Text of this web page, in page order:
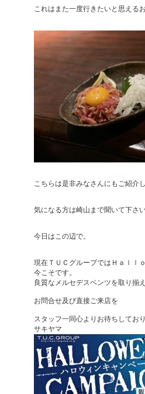
これはまた一度行きたいと思える
こちらは是非みなさんにもご紹介
気になる方は崎山まで聞いて下さい
今日はこの辺で。
現在ＴＵＣグループではＨａｌｌ
今こそです。
良質なメルセデスベンツを取り揃
お問合せ及び直接ご来店を
スタッフ一同心よりお待ちしており
サキヤマ